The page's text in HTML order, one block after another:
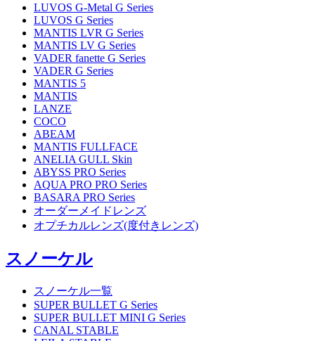
LUVOS G-Metal G Series
LUVOS G Series
MANTIS LVR G Series
MANTIS LV G Series
VADER fanette G Series
VADER G Series
MANTIS 5
MANTIS
LANZE
COCO
ABEAM
MANTIS FULLFACE
ANELIA GULL Skin
ABYSS PRO Series
AQUA PRO PRO Series
BASARA PRO Series
オーダーメイドレンズ
オプチカルレンズ(度付きレンズ)
スノーケル
スノーケル一覧
SUPER BULLET G Series
SUPER BULLET MINI G Series
CANAL STABLE